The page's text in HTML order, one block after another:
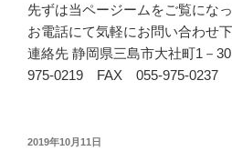
先ずは当ページームをご覧にな
お電話にて気軽にお問い合わせ下
連絡先 静岡県三島市大社町1－
975-0219 FAX 055-975-0237
投
2019年10月11日